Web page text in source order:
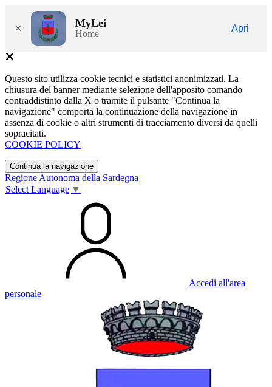
× MyLei
Home
Apri
Questo sito utilizza cookie tecnici e statistici anonimizzati. La
chiusura del banner mediante selezione dell'apposito comando
contraddistinto dalla X o tramite il pulsante "Continua la
navigazione" comporta la continuazione della navigazione in
assenza di cookie o altri strumenti di tracciamento diversi da quelli
sopracitati.
COOKIE POLICY
Continua la navigazione
Regione Autonoma della Sardegna
Select Language ▼
Accedi all'area
personale